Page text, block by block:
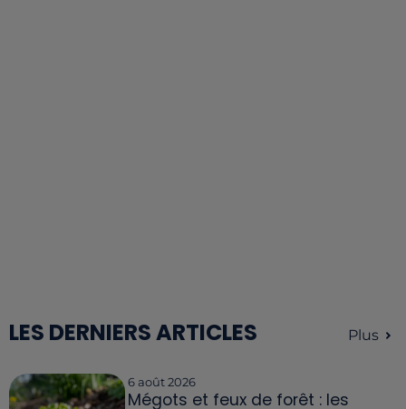
LES DERNIERS ARTICLES Plus
6 août 2026
Mégots et feux de forêt : les